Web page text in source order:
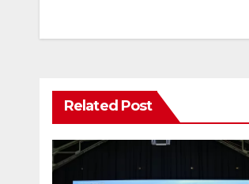
ゲ
シ
ョ
ン
Related Post